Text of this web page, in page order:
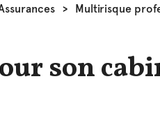
> Multirisque
son